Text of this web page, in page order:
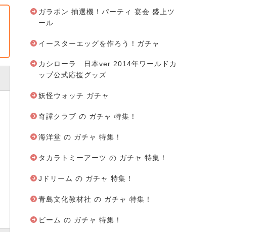
ガラポン 抽選機！パーティ 宴会 盛上ツ
ール
イースターエッグを作ろう！ガチャ
カシローラ 日本ver 2014年ワールドカ
ップ公式応援グッズ
妖怪ウォッチ ガチャ
奇譚クラブ の ガチャ 特集！
海洋堂 の ガチャ 特集！
タカラトミーアーツ の ガチャ 特集！
Jドリーム の ガチャ 特集！
青島文化教材社 の ガチャ 特集！
ビーム の ガチャ 特集！